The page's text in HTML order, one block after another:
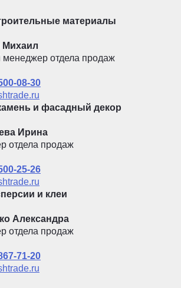
материалы
отдела продаж
08-30
и фасадный декор
Ирина
отдела продаж
25-26
и клеи
Александра
отдела продаж
71-20